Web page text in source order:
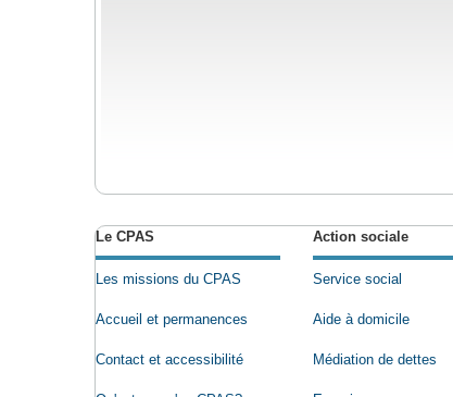
Le CPAS
Les missions du CPAS
Accueil et permanences
Contact et accessibilité
Action sociale
Service social
Aide à domicile
Médiation de dettes